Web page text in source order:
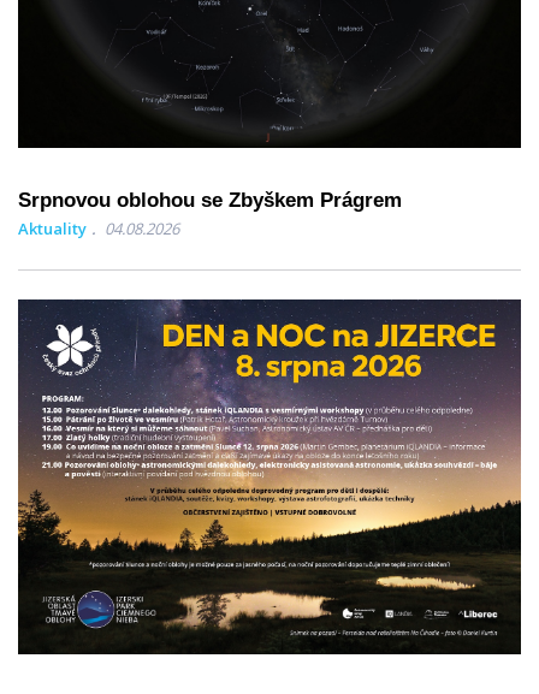
Srpnovou oblohou se Zbyškem Prágrem
Aktuality 04.08.2026